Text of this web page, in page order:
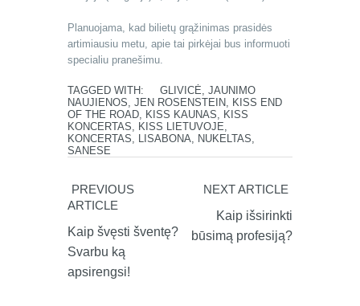
Planuojama, kad bilietų grąžinimas prasidės
artimiausiu metu, apie tai pirkėjai bus informuoti
specialiu pranešimu.
TAGGED WITH: GLIVICĖ JAUNIMO
NAUJIENOS JEN ROSENSTEIN
KISS END
OF THE ROAD
KISS KAUNAS
KISS
KONCERTAS
KISS LIETUVOJE
KONCERTAS
LISABONA NUKELTAS
SANESE
PREVIOUS
ARTICLE
Kaip švęsti šventę?
Svarbu ką
apsirengsi!
NEXT ARTICLE
Kaip išsirinkti
būsimą profesiją?